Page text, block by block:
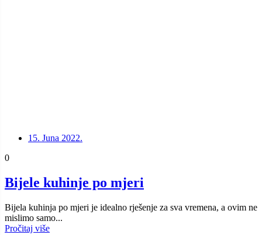
15. Juna 2022.
0
Bijele kuhinje po mjeri
Bijela kuhinja po mjeri je idealno rješenje za sva vremena, a ovim ne
mislimo samo...
Pročitaj više